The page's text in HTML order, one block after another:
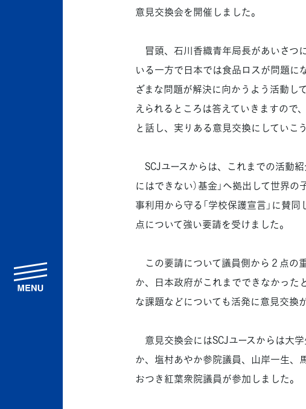
意見交換会を開催しました。
冒頭、石川香織青年局長があいさつ
いる一方で日本では食品ロスが問題に
ざまな問題が解決に向かうよう活動し
えられるところは答えていきますので
と話し、実りある意見交換にしていこ
SCJユースからは、これまでの活動紹
にはできない）基金」へ拠出して世界
事利用から守る「学校保護宣言」に賛
点について強い要請を受けました。
この要請について議員側から２点の
か、日本政府がこれまでできなかった
な課題などについても活発に意見交換
意見交換会にはSCJユースからは大
か、塩村あやか参院議員、山岸一生、
おつき紅葉衆院議員が参加しました。